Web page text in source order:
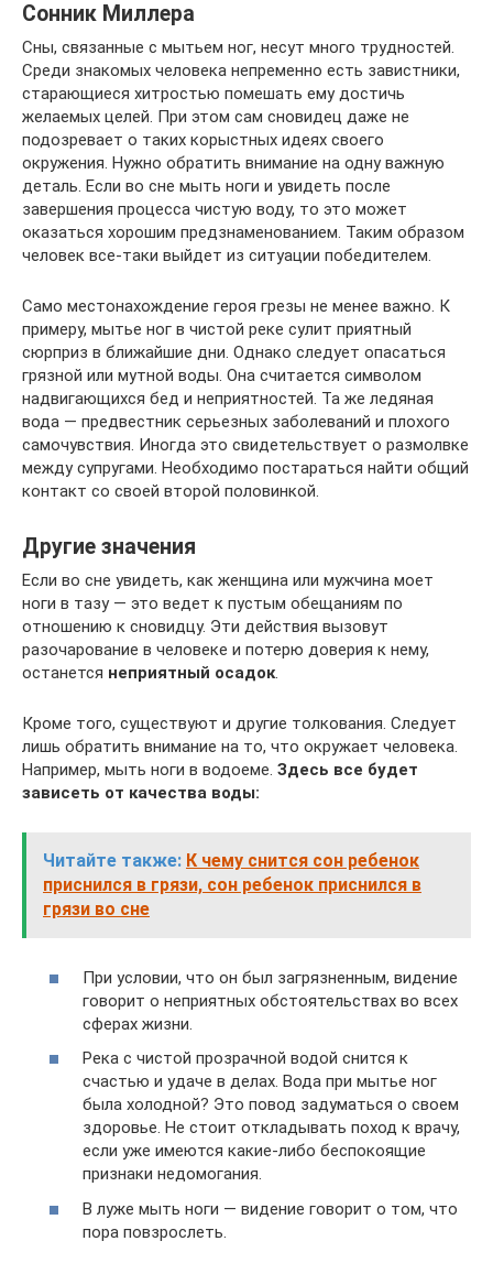
Сонник Миллера
Сны, связанные с мытьем ног, несут много трудностей.
Среди знакомых человека непременно есть завистники,
старающиеся хитростью помешать ему достичь
желаемых целей. При этом сам сновидец даже не
подозревает о таких корыстных идеях своего
окружения. Нужно обратить внимание на одну важную
деталь. Если во сне мыть ноги и увидеть после
завершения процесса чистую воду, то это может
оказаться хорошим предзнаменованием. Таким образом
человек все-таки выйдет из ситуации победителем.
Само местонахождение героя грезы не менее важно. К
примеру, мытье ног в чистой реке сулит приятный
сюрприз в ближайшие дни. Однако следует опасаться
грязной или мутной воды. Она считается символом
надвигающихся бед и неприятностей. Та же ледяная
вода — предвестник серьезных заболеваний и плохого
самочувствия. Иногда это свидетельствует о размолвке
между супругами. Необходимо постараться найти общий
контакт со своей второй половинкой.
Другие значения
Если во сне увидеть, как женщина или мужчина моет
ноги в тазу — это ведет к пустым обещаниям по
отношению к сновидцу. Эти действия вызовут
разочарование в человеке и потерю доверия к нему,
останется неприятный осадок.
Кроме того, существуют и другие толкования. Следует
лишь обратить внимание на то, что окружает человека.
Например, мыть ноги в водоеме. Здесь все будет
зависеть от качества воды:
Читайте также: К чему снится сон ребенок
приснился в грязи, сон ребенок приснился в
грязи во сне
При условии, что он был загрязненным, видение
говорит о неприятных обстоятельствах во всех
сферах жизни.
Река с чистой прозрачной водой снится к
счастью и удаче в делах. Вода при мытье ног
была холодной? Это повод задуматься о своем
здоровье. Не стоит откладывать поход к врачу,
если уже имеются какие-либо беспокоящие
признаки недомогания.
В луже мыть ноги — видение говорит о том, что
пора повзрослеть.